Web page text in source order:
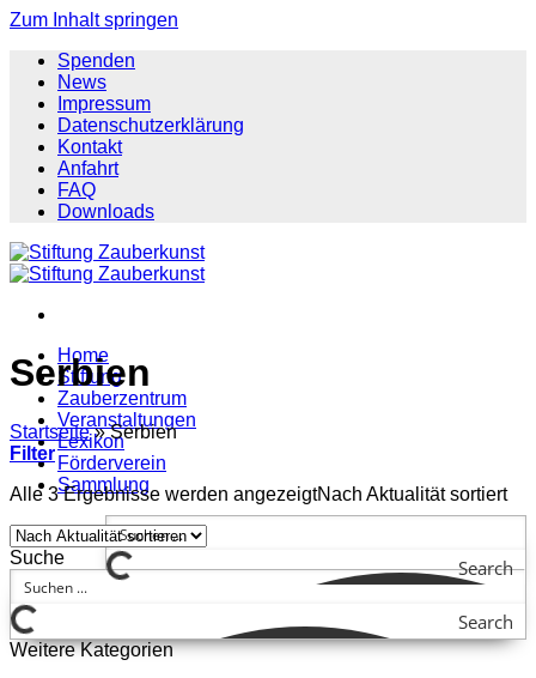
Zum Inhalt springen
Spenden
News
Impressum
Datenschutzerklärung
Kontakt
Anfahrt
FAQ
Downloads
Home
Stiftung
Zauberzentrum
Veranstaltungen
Lexikon
Förderverein
Sammlung
Search
Serbien
Startseite » Serbien
Filter
Alle 3 Ergebnisse werden angezeigtNach Aktualität sortiert
Suche
Search
Weitere Kategorien